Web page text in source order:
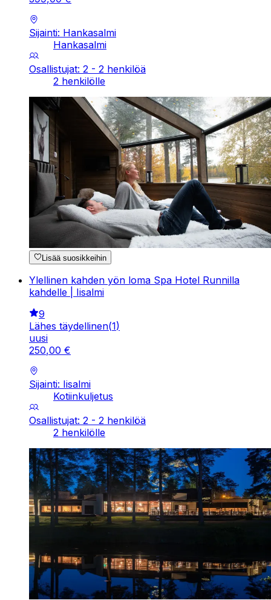
Sijainti: Hankasalmi
Hankasalmi
Osallistujat: 2 - 2 henkilöä
2 henkilölle
Lisää suosikkeihin
Ylellinen kahden yön loma Spa Hotel Runnilla
kahdelle | Iisalmi
9
Lähes täydellinen(1)
uusi
250,00 €
Sijainti: Iisalmi
Kotiinkuljetus
Osallistujat: 2 - 2 henkilöä
2 henkilölle